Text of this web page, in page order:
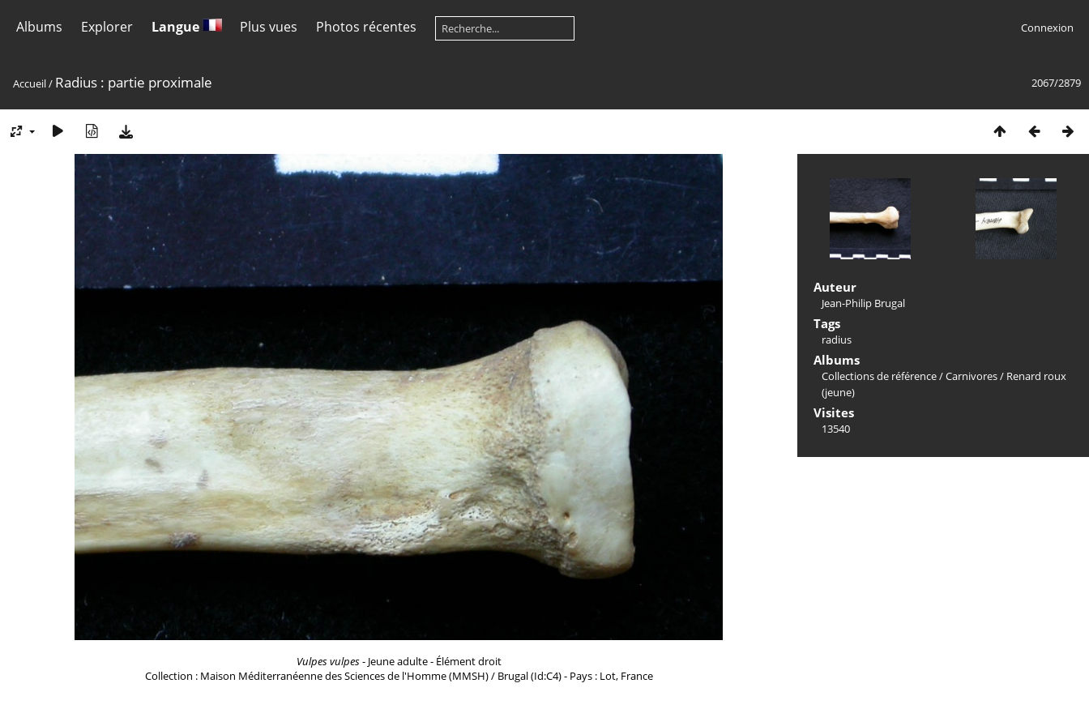
Albums Explorer Langue Plus vues Photos récentes Connexion
2067/2879
Accueil/ Radius : partie proximale
Vulpes vulpes- Jeune adulte - Élément droit
Collection : Maison Méditerranéenne des Sciences de l'Homme (MMSH) / Brugal (Id:C4) - Pays : Lot, France
Auteur
Jean-Philip Brugal
Tags
radius
Albums
Collections de référence/Carnivores/ Renard roux
(jeune)
Visites
13540